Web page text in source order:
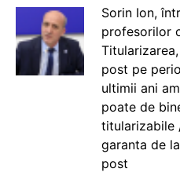
Sorin Ion,
profesorilor
post pe
ultimii ani
poate de
titularizabile
garanta de
post